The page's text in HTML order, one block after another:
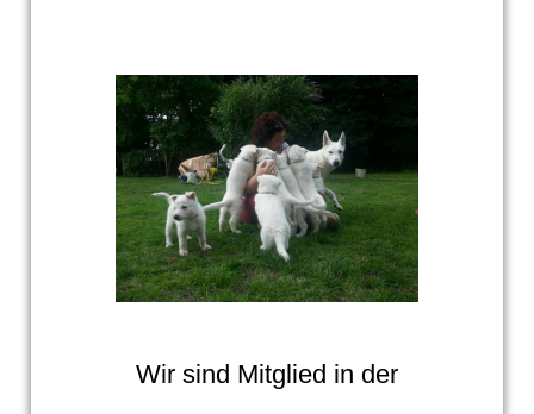
Wir sind Mitglied in der